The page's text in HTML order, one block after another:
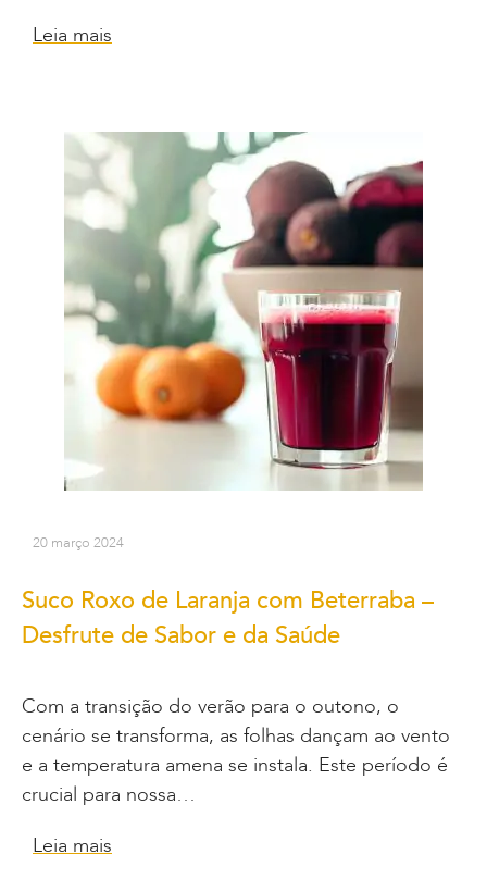
Leia mais
20 março 2024
Suco Roxo de Laranja com Beterraba –
Desfrute de Sabor e da Saúde
Com a transição do verão para o outono, o
cenário se transforma, as folhas dançam ao vento
e a temperatura amena se instala. Este período é
crucial para nossa…
Leia mais